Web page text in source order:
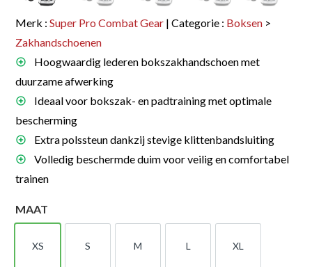
Merk :Super Pro Combat Gear | Categorie : Boksen >
Zakhandschoenen
Hoogwaardig lederen bokszakhandschoen met
duurzame afwerking
Ideaal voor bokszak- en padtraining met optimale
bescherming
Extra polssteun dankzij stevige klittenbandsluiting
Volledig beschermde duim voor veilig en comfortabel
trainen
MAAT
XS S M L XL